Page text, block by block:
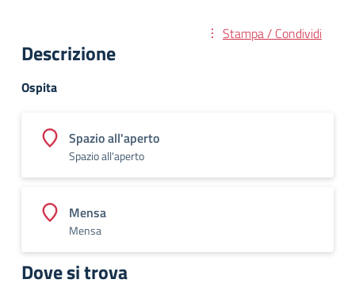
Stampa / Condividi
Descrizione
Ospita
Spazio all'aperto
Spazio all'aperto
Mensa
Mensa
Dove si trova